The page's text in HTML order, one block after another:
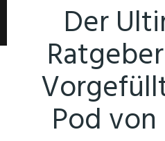
Der
Pod von